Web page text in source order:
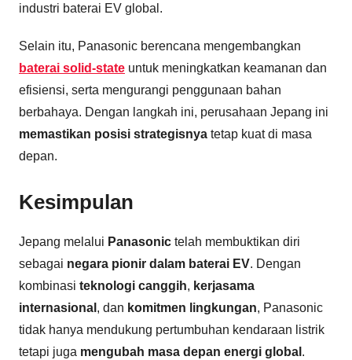
industri baterai EV global.
Selain itu, Panasonic berencana mengembangkan
baterai solid-state untuk meningkatkan keamanan dan
efisiensi, serta mengurangi penggunaan bahan
berbahaya. Dengan langkah ini, perusahaan Jepang ini
memastikan posisi strategisnya tetap kuat di masa
depan.
Kesimpulan
Jepang melalui Panasonic telah membuktikan diri
sebagai negara pionir dalam baterai EV. Dengan
kombinasi teknologi canggih, kerjasama
internasional , dan komitmen lingkungan, Panasonic
tidak hanya mendukung pertumbuhan kendaraan listrik
tetapi juga mengubah masa depan energi global .